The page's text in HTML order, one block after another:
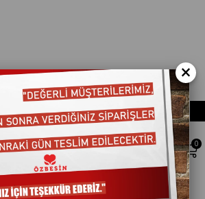
0
VE EGLENCELIK SEKERLEME
×